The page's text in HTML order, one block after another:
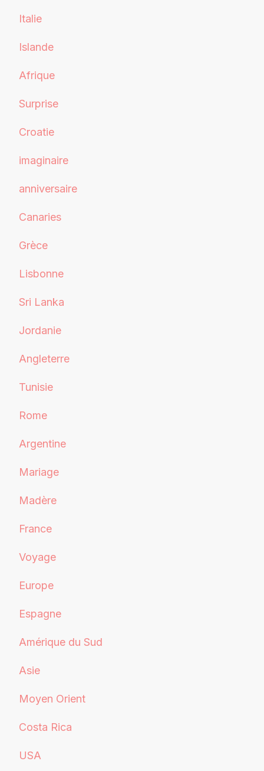
Italie
Islande
Afrique
Surprise
Croatie
imaginaire
anniversaire
Canaries
Grèce
Lisbonne
Sri Lanka
Jordanie
Angleterre
Tunisie
Rome
Argentine
Mariage
Madère
France
Voyage
Europe
Espagne
Amérique du Sud
Asie
Moyen Orient
Costa Rica
USA